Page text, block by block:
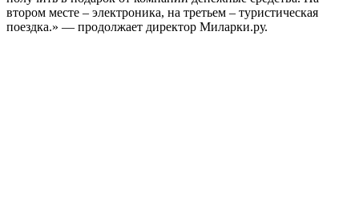
втором месте – электроника, на третьем – туристическая
поездка.» — продолжает директор Миларки.ру.